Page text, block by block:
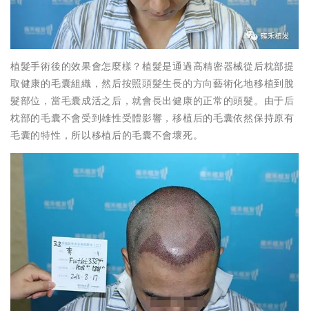
植髮手術後的效果會怎麼樣？植髮是通過高精密器械從后枕部提
取健康的毛囊組織，然后按照頭髮生長的方向藝術化地移植到脫
髮部位，當毛囊成活之后，就會長出健康的正常的頭髮。由于后
枕部的毛囊不會受到雄性受體影響，移植后的毛囊依然保持原有
毛囊的特性，所以移植后的毛囊不會壞死。